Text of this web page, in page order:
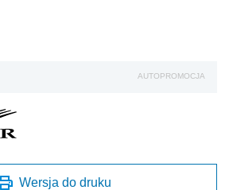
AUTOPROMOCJA
Wersja do druku